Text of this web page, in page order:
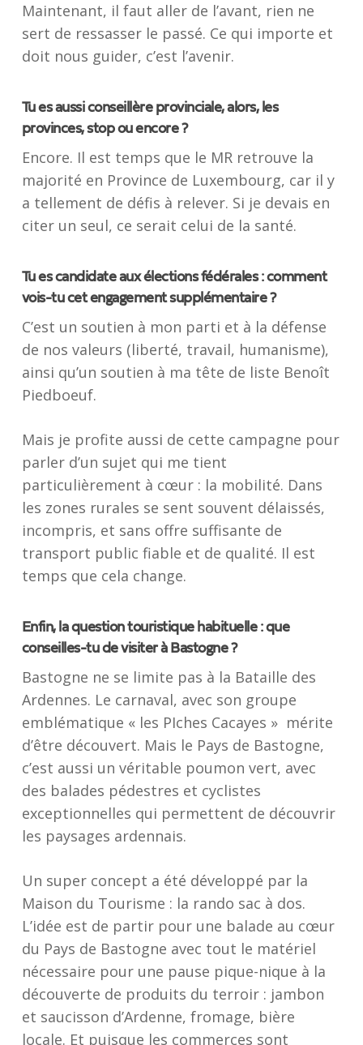
Maintenant, il faut aller de l’avant, rien ne
sert de ressasser le passé. Ce qui importe et
doit nous guider, c’est l’avenir.
Tu es aussi conseillère provinciale, alors, les
provinces, stop ou encore ?
Encore. Il est temps que le MR retrouve la
majorité en Province de Luxembourg, car il y
a tellement de défis à relever. Si je devais en
citer un seul, ce serait celui de la santé.
Tu es candidate aux élections fédérales : comment
vois-tu cet engagement supplémentaire ?
C’est un soutien à mon parti et à la défense
de nos valeurs (liberté, travail, humanisme),
ainsi qu’un soutien à ma tête de liste Benoît
Piedboeuf.
Mais je profite aussi de cette campagne pour
parler d’un sujet qui me tient
particulièrement à cœur : la mobilité. Dans
les zones rurales se sent souvent délaissés,
incompris, et sans offre suffisante de
transport public fiable et de qualité. Il est
temps que cela change.
Enfin, la question touristique habituelle : que
conseilles-tu de visiter à Bastogne ?
Bastogne ne se limite pas à la Bataille des
Ardennes. Le carnaval, avec son groupe
emblématique « les PIches Cacayes » mérite
d’être découvert. Mais le Pays de Bastogne,
c’est aussi un véritable poumon vert, avec
des balades pédestres et cyclistes
exceptionnelles qui permettent de découvrir
les paysages ardennais.
Un super concept a été développé par la
Maison du Tourisme : la rando sac à dos.
L’idée est de partir pour une balade au cœur
du Pays de Bastogne avec tout le matériel
nécessaire pour une pause pique-nique à la
découverte de produits du terroir : jambon
et saucisson d’Ardenne, fromage, bière
locale. Et puisque les commerces sont